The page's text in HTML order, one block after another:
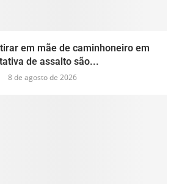
em mãe de caminhoneiro em
de assalto são...
8 de agosto de 2026